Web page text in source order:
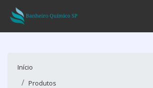
Início
Produtos